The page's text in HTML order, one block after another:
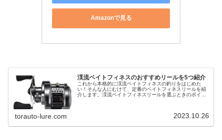
Amazonで見る
渓流ベイトフィネスのおすすめリールを5つ紹介
これから本格的に渓流ベイトフィネスの釣りをはじめた
い！そんな人にむけて、定番のベイトフィネスリールを紹
介します。渓流ベイトフィネスリールを選ぶときのポイン
torauto-lure.com 2023.10.26